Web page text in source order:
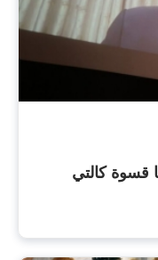
قسوة كالتي